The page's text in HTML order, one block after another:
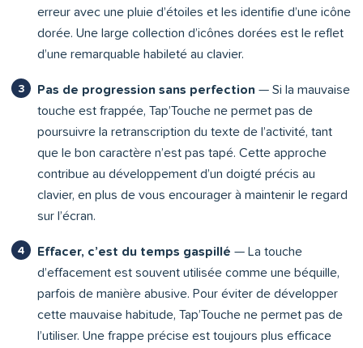
erreur avec une pluie d’étoiles et les identifie d’une icône
dorée. Une large collection d’icônes dorées est le reflet
d’une remarquable habileté au clavier.
Pas de progression sans perfection — Si la mauvaise
touche est frappée, Tap’Touche ne permet pas de
poursuivre la retranscription du texte de l’activité, tant
que le bon caractère n’est pas tapé. Cette approche
contribue au développement d’un doigté précis au
clavier, en plus de vous encourager à maintenir le regard
sur l’écran.
Effacer, c’est du temps gaspillé — La touche
d’effacement est souvent utilisée comme une béquille,
parfois de manière abusive. Pour éviter de développer
cette mauvaise habitude, Tap’Touche ne permet pas de
l’utiliser. Une frappe précise est toujours plus efficace